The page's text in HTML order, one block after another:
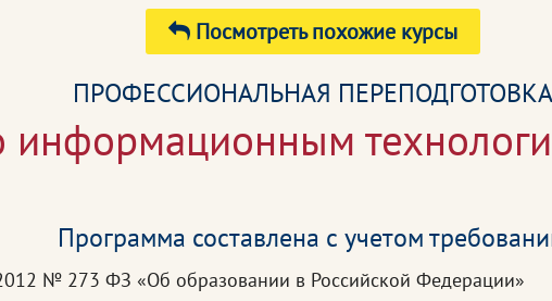
Посмотреть похожие курсы
ПРОФЕССИОНАЛЬНАЯ ПЕРЕПОДГОТОВКА
Программа составлена с учетом
№ 273 ФЗ «Об образовании в Российской Федерации»